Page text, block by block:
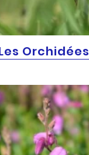
Orchidées